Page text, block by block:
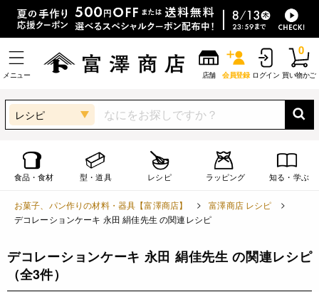
メニュー 店舗 会員登録 ログイン 買い物かご
0
レシピ
食品・食材 型・道具 レシピ ラッピング 知る・学ぶ
お菓子、パン作りの材料・器具【富澤商店】
富澤商店 レシピ
デコレーションケーキ 永田 絹佳先生 の関連レシピ
デコレーションケーキ 永田 絹佳先生 の関連レシピ
（全3件）